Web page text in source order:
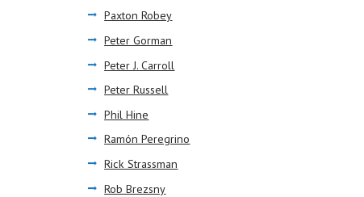
Paxton Robey
Peter Gorman
Peter J. Carroll
Peter Russell
Phil Hine
Ramón Peregrino
Rick Strassman
Rob Brezsny